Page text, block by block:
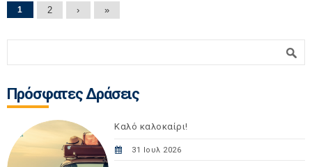
Σελίδες
1 2 › »
Πρόσφατες Δράσεις
Καλό καλοκαίρι!
31 Ιουλ 2026